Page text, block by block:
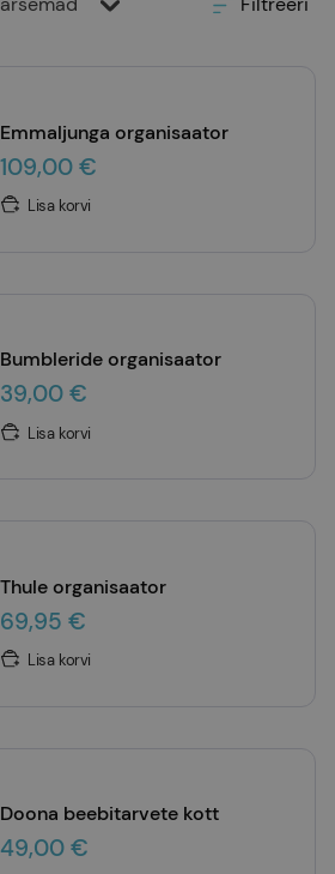
Emmaljunga organisaator
109,00 €
Lisa korvi
Bumbleride organisaator
39,00 €
Lisa korvi
Thule organisaator
69,95 €
Lisa korvi
Doona beebitarvete kott
49,00 €